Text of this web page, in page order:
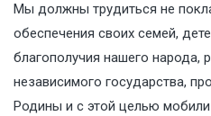
Мы должны трудиться не
обеспечения своих семей,
благополучия нашего народа,
независимого государства,
Родины и с этой целью